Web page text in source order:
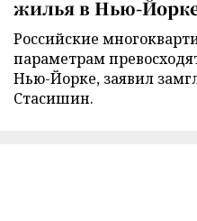
жилья в Нью-
Российские
параметрам
Нью-Йорке, заявил
Стасишин.